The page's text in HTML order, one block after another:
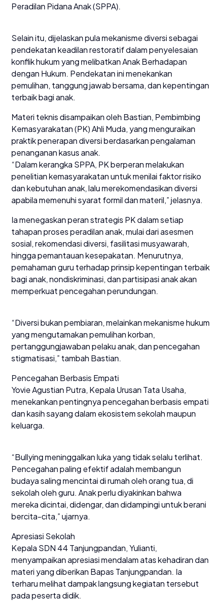
Peradilan Pidana Anak (SPPA).
Selain itu, dijelaskan pula mekanisme diversi sebagai
pendekatan keadilan restoratif dalam penyelesaian
konflik hukum yang melibatkan Anak Berhadapan
dengan Hukum. Pendekatan ini menekankan
pemulihan, tanggung jawab bersama, dan kepentingan
terbaik bagi anak.
Materi teknis disampaikan oleh Bastian, Pembimbing
Kemasyarakatan (PK) Ahli Muda, yang menguraikan
praktik penerapan diversi berdasarkan pengalaman
penanganan kasus anak.
“Dalam kerangka SPPA, PK berperan melakukan
penelitian kemasyarakatan untuk menilai faktor risiko
dan kebutuhan anak, lalu merekomendasikan diversi
apabila memenuhi syarat formil dan materil,” jelasnya.
Ia menegaskan peran strategis PK dalam setiap
tahapan proses peradilan anak, mulai dari asesmen
sosial, rekomendasi diversi, fasilitasi musyawarah,
hingga pemantauan kesepakatan. Menurutnya,
pemahaman guru terhadap prinsip kepentingan terbaik
bagi anak, nondiskriminasi, dan partisipasi anak akan
memperkuat pencegahan perundungan.
“Diversi bukan pembiaran, melainkan mekanisme hukum
yang mengutamakan pemulihan korban,
pertanggungjawaban pelaku anak, dan pencegahan
stigmatisasi,” tambah Bastian.
Pencegahan Berbasis Empati
Yovie Agustian Putra, Kepala Urusan Tata Usaha,
menekankan pentingnya pencegahan berbasis empati
dan kasih sayang dalam ekosistem sekolah maupun
keluarga.
“Bullying meninggalkan luka yang tidak selalu terlihat.
Pencegahan paling efektif adalah membangun
budaya saling mencintai di rumah oleh orang tua, di
sekolah oleh guru. Anak perlu diyakinkan bahwa
mereka dicintai, didengar, dan didampingi untuk berani
bercita-cita,” ujarnya.
Apresiasi Sekolah
Kepala SDN 44 Tanjungpandan, Yulianti,
menyampaikan apresiasi mendalam atas kehadiran dan
materi yang diberikan Bapas Tanjungpandan. Ia
terharu melihat dampak langsung kegiatan tersebut
pada peserta didik.